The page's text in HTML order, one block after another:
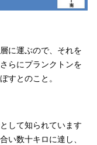
に運ぶので、それを
らにプランクトンを
すとのこと。
して知られています
い数十キロに達し、